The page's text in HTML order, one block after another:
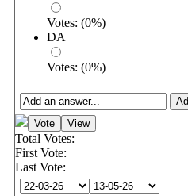
Votes: (0%)
DA
Votes: (0%)
Total Votes:
First Vote:
Last Vote: